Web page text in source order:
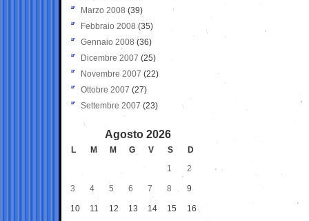
Marzo 2008 (39)
Febbraio 2008 (35)
Gennaio 2008 (36)
Dicembre 2007 (25)
Novembre 2007 (22)
Ottobre 2007 (27)
Settembre 2007 (23)
Agosto 2026
L M M G V S
D
1
2
3 4 5 6 7 8 9
10 11 12 13 14 15 16